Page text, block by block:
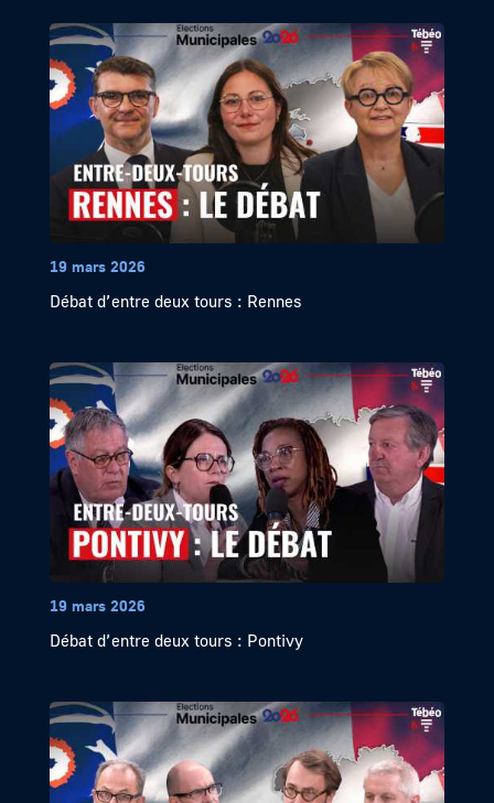
19 mars 2026
Débat d’entre deux tours : Rennes
19 mars 2026
Débat d’entre deux tours : Pontivy